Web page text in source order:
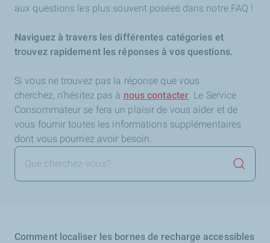
aux questions les plus souvent posées dans notre FAQ !
Naviguez à travers les différentes catégories et
trouvez rapidement les réponses à vos questions.
Si vous ne trouvez pas la réponse que vous
cherchez, n'hésitez pas à nous contacter. Le Service
Consommateur se fera un plaisir de vous aider et de
vous fournir toutes les informations supplémentaires
dont vous pourriez avoir besoin.
Comment localiser les bornes de recharge accessibles